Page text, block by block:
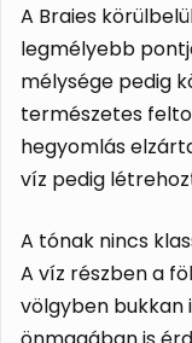
A Braies
legmélyebb
mélysége pedig
természetes
hegyomlás
víz pedig
A tónak nincs
A víz részben a
völgyben bukkan